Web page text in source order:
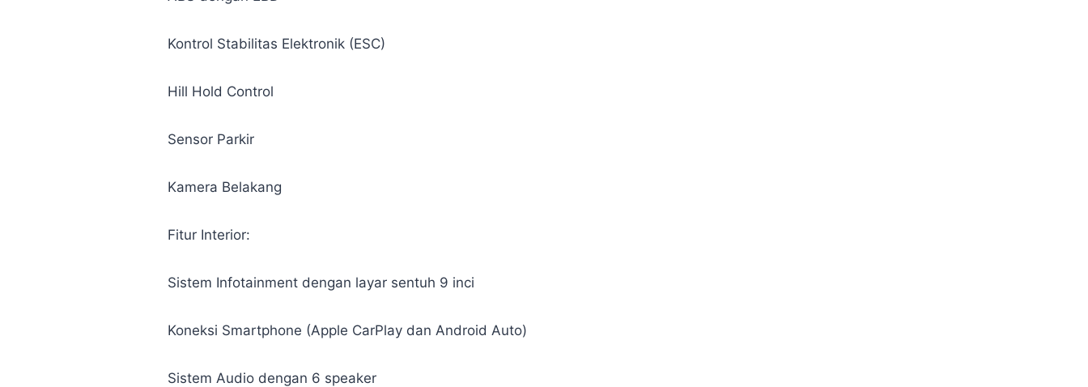
Kontrol Stabilitas Elektronik (ESC)
Hill Hold Control
Sensor Parkir
Kamera Belakang
Fitur Interior:
Sistem Infotainment dengan layar sentuh 9 inci
Koneksi Smartphone (Apple CarPlay dan Android Auto)
Sistem Audio dengan 6 speaker